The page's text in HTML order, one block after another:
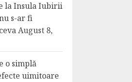
la Insula Iubirii
s-ar fi
August 8,
o simplă
uimitoare